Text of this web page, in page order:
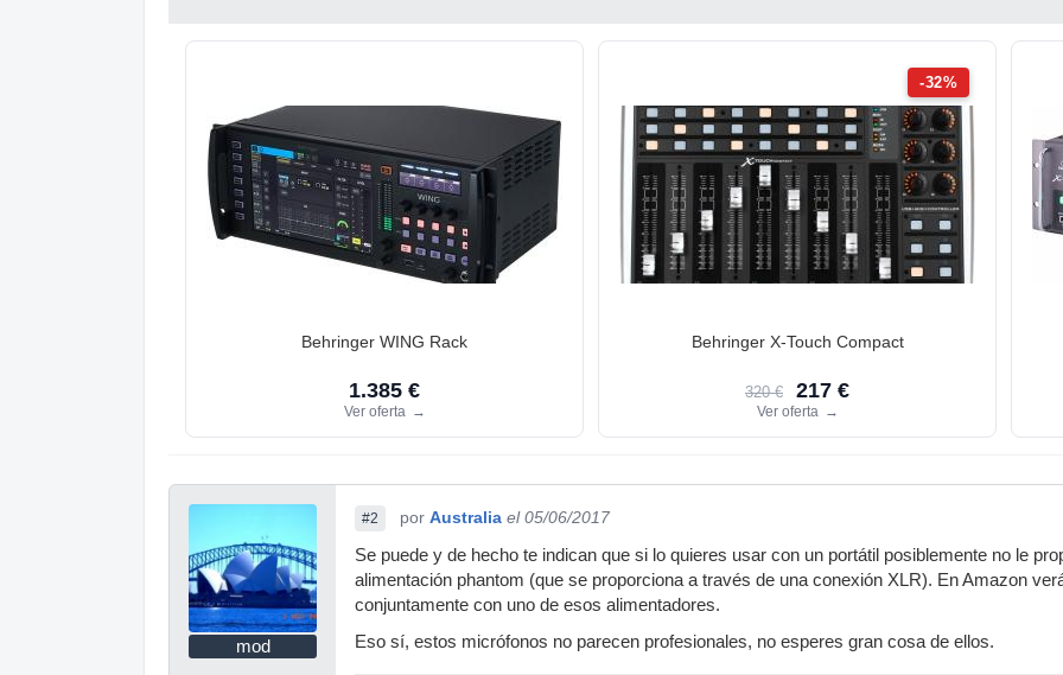
Behringer WING Rack
1.385 €
Ver oferta →
-32%
Behringer X-Touch Compact
320 € 217 €
Ver oferta →
mod
#2 por Australia el 05/06/2017
Se puede y de hecho te indican que si lo quieres usar con un portátil posiblemente no le
alimentación phantom (que se proporciona a través de una conexión XLR). En Amazon
conjuntamente con uno de esos alimentadores.
Eso sí, estos micrófonos no parecen profesionales, no esperes gran cosa de ellos.